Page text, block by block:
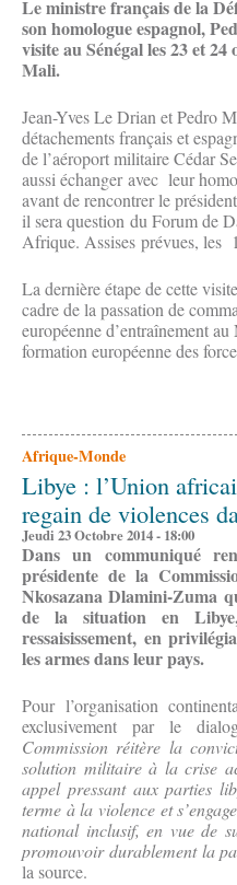
Le ministre français de la
son homologue espagnol,
visite au Sénégal les 23 et
Mali.
Jean-Yves Le Drian et Pedro
détachements français et
de l’aéroport militaire Cédar
aussi échanger avec leur
avant de rencontrer le
il sera question du Forum de
Afrique. Assises prévues, les
La dernière étape de cette
cadre de la passation de
européenne d’entraînement
formation européenne des
Afrique-Monde
Libye : l’Union
regain de violences
Jeudi 23 Octobre 2014 - 18:00
Dans un communiqué
présidente de la
Nkosazana Dlamini-Zuma
de la situation en
ressaisissement, en
les armes dans leur pays.
Pour l’organisation
exclusivement par le
Commission réitère la
solution militaire à la crise
appel pressant aux parties
terme à la violence et
national inclusif, en vue de
promouvoir durablement la
la source.